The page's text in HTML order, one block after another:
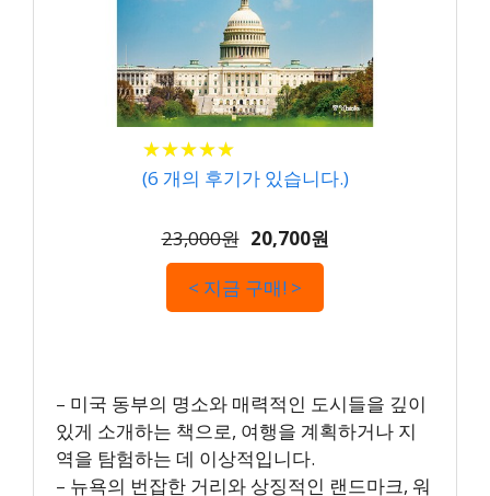
★★★★★
★★★★★
(6 개의 후기가 있습니다.)
23,000원 20,700원
< 지금 구매! >
– 미국 동부의 명소와 매력적인 도시들을 깊이
있게 소개하는 책으로, 여행을 계획하거나 지
역을 탐험하는 데 이상적입니다.
– 뉴욕의 번잡한 거리와 상징적인 랜드마크, 워